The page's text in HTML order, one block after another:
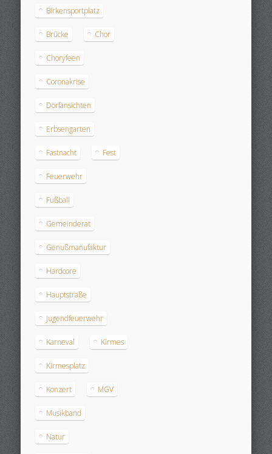
Birkensportplatz
Brücke Chor
Choryfeen
Coronakrise
Dorfansichten
Erbsengarten
Fastnacht Fest
Feuerwehr
Fußball
Gemeinderat
Genußmanufaktur
Hardcore
Hauptstraße
Jugendfeuerwehr
Karneval Kirmes
Kirmesplatz
Konzert MGV
Musikband
Natur